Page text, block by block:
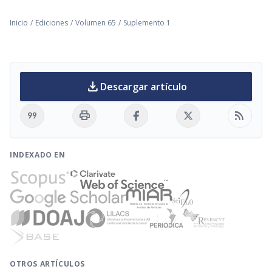
Inicio / Ediciones / Volumen 65 / Suplemento 1
download Descargar artículo
format_quote print rss_feed
INDEXADO EN
OTROS ARTÍCULOS